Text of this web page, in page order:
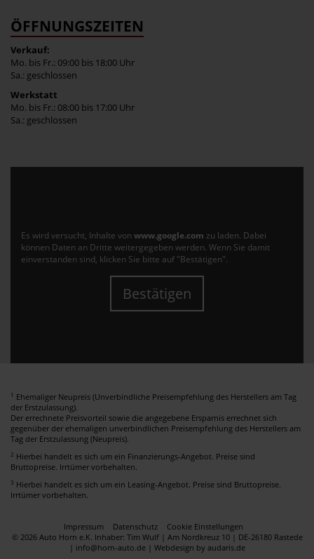
ÖFFNUNGSZEITEN
Verkauf:
Mo. bis Fr.: 09:00 bis 18:00 Uhr
Sa.: geschlossen
Werkstatt
Mo. bis Fr.: 08:00 bis 17:00 Uhr
Sa.: geschlossen
Es wird versucht, Inhalte von www.google.com zu laden. Dabei
können Daten an Dritte weitergegeben werden. Wenn Sie damit
einverstanden sind, klicken Sie bitte auf "Bestätigen".
Bestätigen
1 Ehemaliger Neupreis (Unverbindliche Preisempfehlung des Herstellers am Tag
der Erstzulassung).
Der errechnete Preisvorteil sowie die angegebene Ersparnis errechnet sich
gegenüber der ehemaligen unverbindlichen Preisempfehlung des Herstellers am
Tag der Erstzulassung (Neupreis).
2 Hierbei handelt es sich um ein Finanzierungs-Angebot. Preise sind
Bruttopreise. Irrtümer vorbehalten.
3 Hierbei handelt es sich um ein Leasing-Angebot. Preise sind Bruttopreise.
Irrtümer vorbehalten.
Impressum Datenschutz
Cookie Einstellungen
© 2026 Auto Horn e.K. Inhaber: Tim Wulf | Am Nordkreuz 10 | DE-26180 Rastede
| info@horn-auto.de | Webdesign by audaris.de